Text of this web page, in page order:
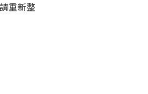
重新整